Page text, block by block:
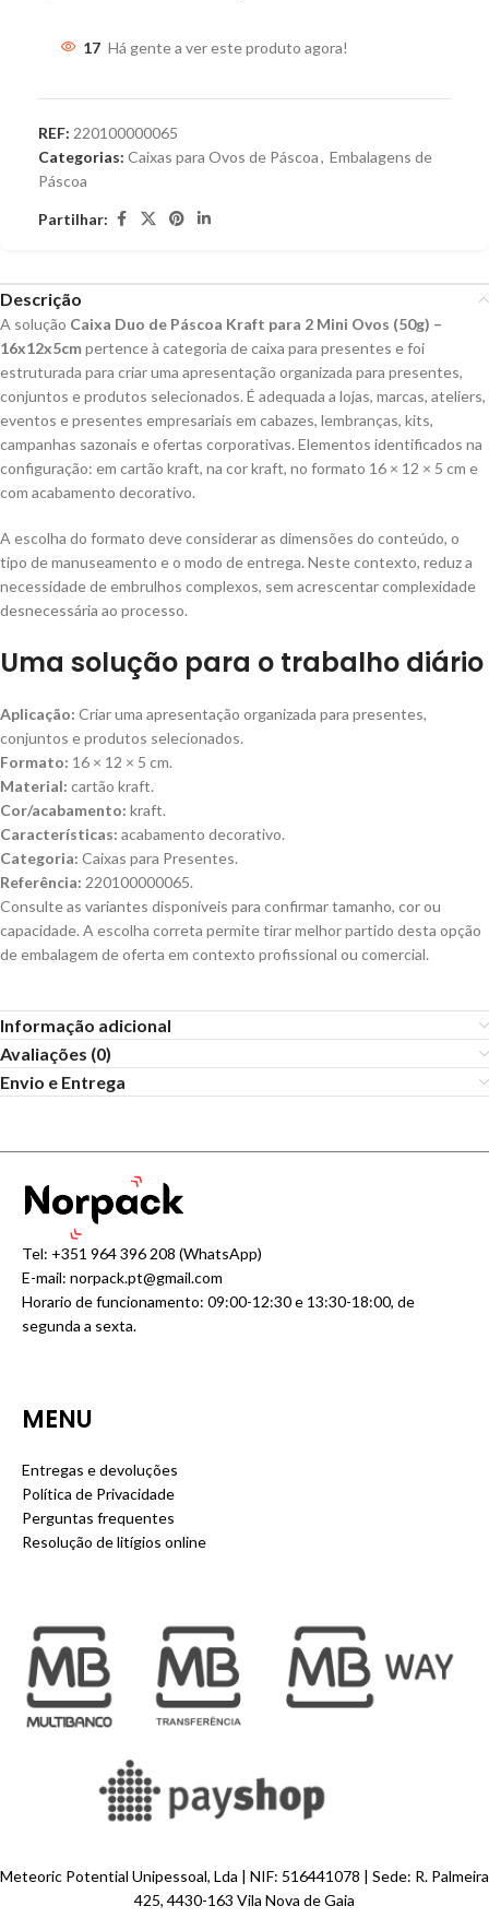
17 Há gente a ver este produto agora!
REF: 220100000065
Categorias: Caixas para Ovos de Páscoa, Embalagens de
Páscoa
Partilhar:
Descrição
A solução Caixa Duo de Páscoa Kraft para 2 Mini Ovos (50g) –
16x12x5cmpertence à categoria de caixa para presentes e foi
estruturada para criar uma apresentação organizada para presentes,
conjuntos e produtos selecionados. É adequada a lojas, marcas, ateliers,
eventos e presentes empresariais em cabazes, lembranças, kits,
campanhas sazonais e ofertas corporativas. Elementos identificados na
configuração: em cartão kraft, na cor kraft, no formato 16 × 12 × 5 cm e
com acabamento decorativo.
A escolha do formato deve considerar as dimensões do conteúdo, o
tipo de manuseamento e o modo de entrega. Neste contexto, reduz a
necessidade de embrulhos complexos, sem acrescentar complexidade
desnecessária ao processo.
Uma solução para o trabalho diário
Aplicação: Criar uma apresentação organizada para presentes,
conjuntos e produtos selecionados.
Formato: 16 × 12 × 5 cm.
Material: cartão kraft.
Cor/acabamento: kraft.
Características: acabamento decorativo.
Categoria: Caixas para Presentes.
Referência: 220100000065.
Consulte as variantes disponíveis para confirmar tamanho, cor ou
capacidade. A escolha correta permite tirar melhor partido desta opção
de embalagem de oferta em contexto profissional ou comercial.
Informação adicional
Avaliações (0)
Envio e Entrega
Tel: +351 964 396 208 (WhatsApp)
E-mail: norpack.pt@gmail.com
Horario de funcionamento: 09:00-12:30 e 13:30-18:00, de
segunda a sexta.
MENU
Entregas e devoluções
Política de Privacidade
Perguntas frequentes
Resolução de litígios online
Meteoric Potential Unipessoal, Lda | NIF: 516441078 | Sede: R. Palmeira
425, 4430-163 Vila Nova de Gaia